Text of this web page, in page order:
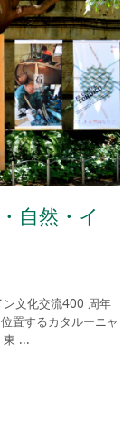
自然・イ
文化交流400 周年
置するカタルーニャ
東 ...